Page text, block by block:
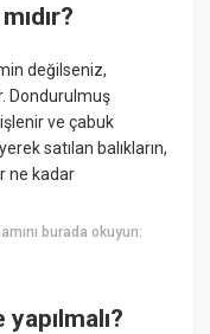
değilseniz,
Dondurulmuş
ve çabuk
satılan balıkların,
ne kadar
burada okuyun: